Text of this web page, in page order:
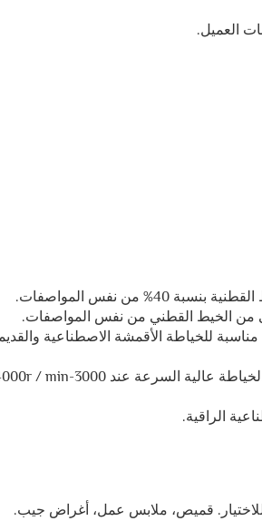
العميل.
من نفس المواصفات.
من الخيط القطني من نفس المواصفات.
صغير: معدل تقلص حوالي 0.5٪ فقط، مناسبة للخياطة الأقمشة
الراقية.
للاختيار. قميص، ملابس عمل، أغراض جيب.